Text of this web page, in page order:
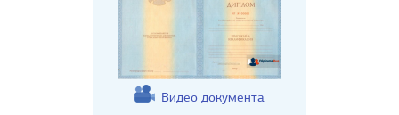
Видео документа